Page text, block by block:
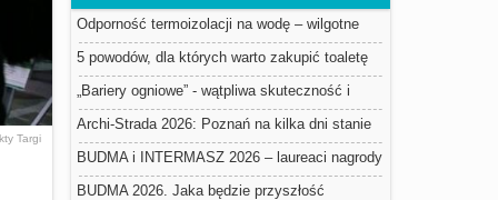
Targi
Odporność termoizolacji na wodę – wilgotne
ocieplenie jest jak mokry sweter
5 powodów, dla których warto zakupić toaletę
myjącą
„Bariery ogniowe” - wątpliwa skuteczność i
negatywny wpływ na trwałość ociepleń
Archi-Strada 2026: Poznań na kilka dni stanie
się stolicą architektury
BUDMA i INTERMASZ 2026 – laureaci nagrody
Złoty Medal Grupy MTP
BUDMA 2026. Jaka będzie przyszłość